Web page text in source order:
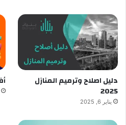
دليل اصلاح وترميم المنازل
2025
يناير 6, 2025